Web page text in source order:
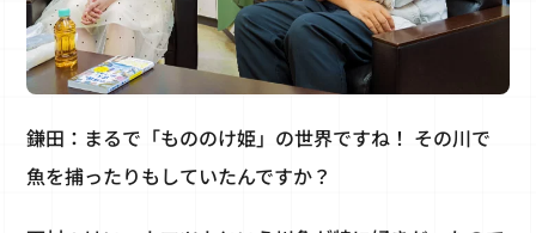
鎌田：まるで「もののけ姫」の世界ですね！ その川で
魚を捕ったりもしていたんですか？